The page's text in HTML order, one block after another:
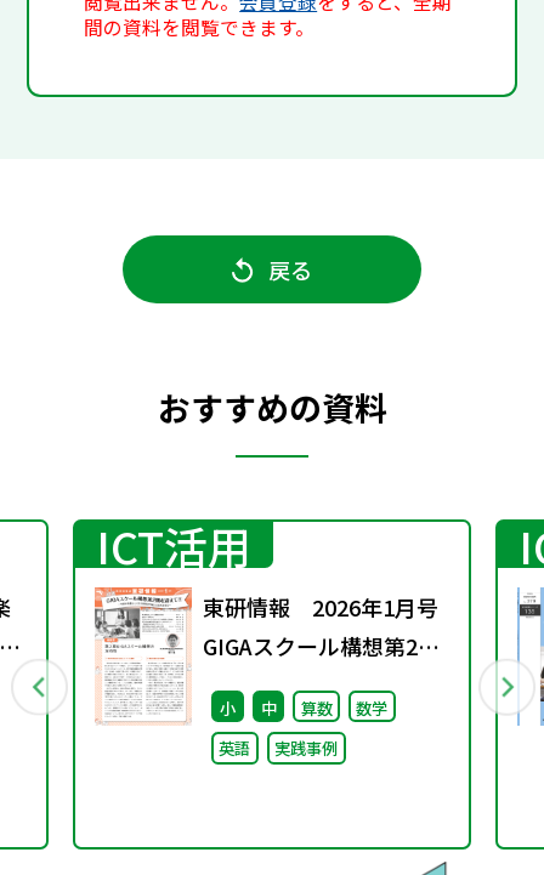
間の資料を閲覧できます。
戻る
おすすめの資料
ICT活用
東研情報 2026年1月号
GIGAスクール構想第2期
を迎えて ②
小 中 算数
数学
英語
実践事例